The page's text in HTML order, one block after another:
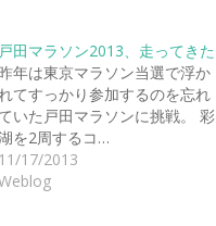
戸田マラソン2013、走ってきた
年は東京マラソン当選で浮か
れてすっかり参加するのを忘れ
ていた戸田マラソンに挑戦。 彩
を2周するコ…
11/17/2013